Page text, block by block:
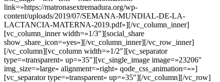
link=»https://matronasextremadura.org/wp-
content/uploads/2019/07/SEMANA-MUNDIAL-DE-LA-
LACTANCIA-MATERNA-2019.pdf»][/vc_column_inner]
[vc_column_inner width=»1/3″][social_share
show_share_icon=»yes»][/vc_column_inner][/vc_row_inner]
[/vc_column][vc_column width=»1/2″][vc_separator
type=»transparent» up=»35″][vc_single_image image=»23206″
img_size=»large» alignment=»right» qode_css_animation=»»]
[vc_separator type=»transparent» up=»35″][/vc_column][/vc_row]